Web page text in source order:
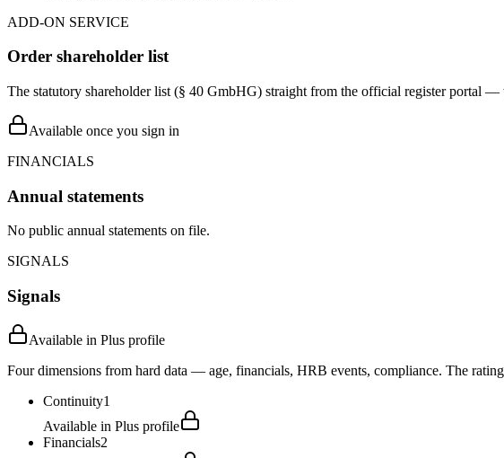
ADD-ON SERVICE
Order shareholder list
The statutory shareholder list (§ 40 GmbHG) straight from the official register portal —
Available once you sign in
FINANCIALS
Annual statements
No public annual statements on file.
SIGNALS
Signals
Available in Plus profile
Four dimensions from hard data — age, financials, HRB events, compliance. The
Continuity1
Available in Plus profile
Financials2